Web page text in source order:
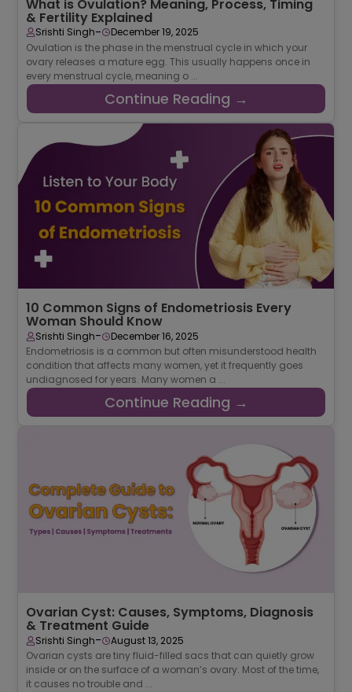
What is Ovulation? Meaning, Process, Timing
& Fertility Explained
Srishti Singh-
December 19, 2025
Ovulation is the phase in the menstrual cycle in which your
ovary releases a mature egg. This usually happens once in
every menstrual cycle, meaning o ...
Continue Reading →
10 Common Signs of Endometriosis Every
Woman Should Know
Srishti Singh-
December 16, 2025
Endometriosis is a common but often misunderstood health
condition that affects many women, yet it frequently goes
undiagnosed for years. Many women a ...
Continue Reading →
Ovarian Cyst: Causes, Symptoms, Diagnosis
& Treatment Guide
Srishti Singh-
August 13, 2025
Ovarian cysts are tiny fluid-filled sacs that can quietly grow
inside or on the surface of a woman’s ovary. Most of the time,
it causes no trouble and ...